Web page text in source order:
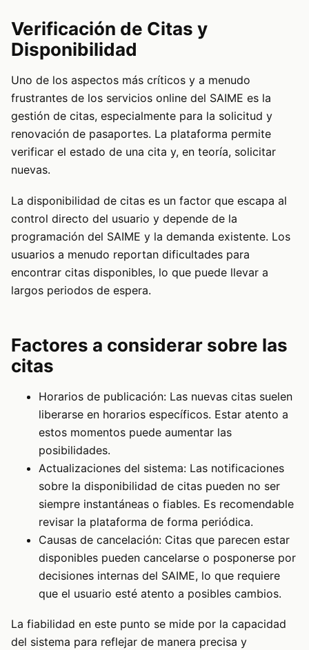
Verificación de Citas y
Disponibilidad
Uno de los aspectos más críticos y a menudo
frustrantes de los servicios online del SAIME es la
gestión de citas, especialmente para la solicitud y
renovación de pasaportes. La plataforma permite
verificar el estado de una cita y, en teoría, solicitar
nuevas.
La disponibilidad de citas es un factor que escapa al
control directo del usuario y depende de la
programación del SAIME y la demanda existente. Los
usuarios a menudo reportan dificultades para
encontrar citas disponibles, lo que puede llevar a
largos periodos de espera.
Factores a considerar sobre las
citas
Horarios de publicación: Las nuevas citas suelen
liberarse en horarios específicos. Estar atento a
estos momentos puede aumentar las
posibilidades.
Actualizaciones del sistema: Las notificaciones
sobre la disponibilidad de citas pueden no ser
siempre instantáneas o fiables. Es recomendable
revisar la plataforma de forma periódica.
Causas de cancelación: Citas que parecen estar
disponibles pueden cancelarse o posponerse por
decisiones internas del SAIME, lo que requiere
que el usuario esté atento a posibles cambios.
La fiabilidad en este punto se mide por la capacidad
del sistema para reflejar de manera precisa y